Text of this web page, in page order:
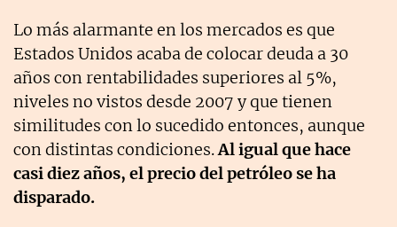
Lo más alarmante en los mercados es que
Estados Unidos acaba de colocar deuda a 30
años con rentabilidades superiores al 5%,
niveles no vistos desde 2007 y que tienen
similitudes con lo sucedido entonces, aunque
con distintas condiciones.Al igual que hace
casi diez años, el precio del petróleo se ha
disparado.